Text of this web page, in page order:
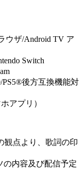
ウザ/Android TV ア
Switch
PS5®後方互換機能対
アプリ）
観点より、歌詞の印
の内容及び配信予定